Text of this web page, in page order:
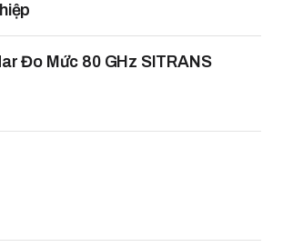
Đo Mức 80 GHz SITRANS